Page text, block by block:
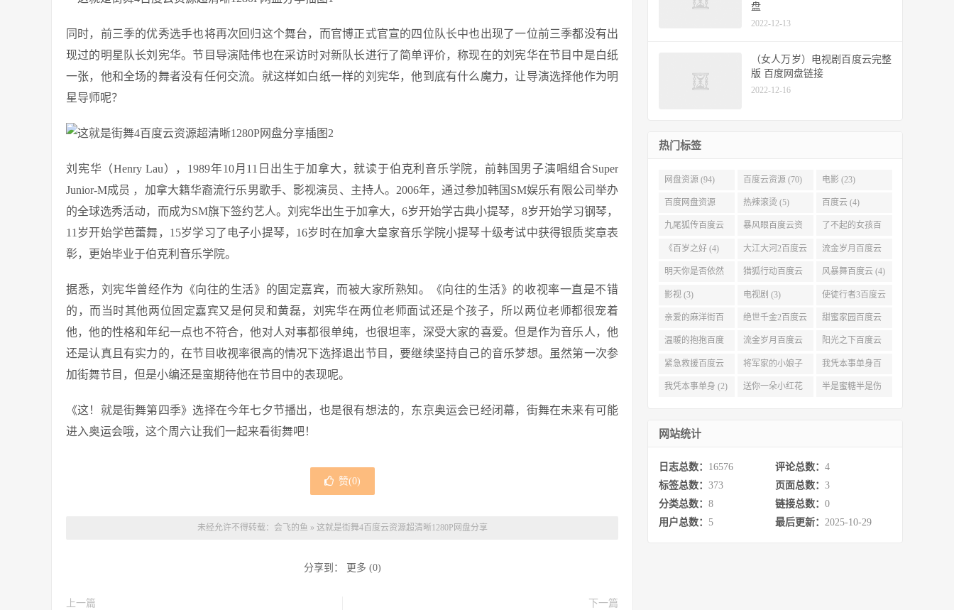
同时，前三季的优秀选手也将再次回归这个舞台，而官博正式官宣的四位队长中也出现了一位前三季都没有出
现过的明星队长刘宪华。节目导演陆伟也在采访时对新队长进行了简单评价，称现在的刘宪华在节目中是白纸
一张，他和全场的舞者没有任何交流。就这样如白纸一样的刘宪华，他到底有什么魔力，让导演选择他作为明
星导师呢？
刘宪华（Henry Lau），1989年10月11日出生于加拿大，就读于伯克利音乐学院，前韩国男子演唱组合Super
Junior-M成员 ，加拿大籍华裔流行乐男歌手、影视演员、主持人。2006年，通过参加韩国SM娱乐有限公司举办
的全球选秀活动，而成为SM旗下签约艺人。刘宪华出生于加拿大，6岁开始学古典小提琴，8岁开始学习钢琴，
11岁开始学芭蕾舞，15岁学习了电子小提琴，16岁时在加拿大皇家音乐学院小提琴十级考试中获得银质奖章表
彰，更始毕业于伯克利音乐学院。
据悉，刘宪华曾经作为《向往的生活》的固定嘉宾，而被大家所熟知。《向往的生活》的收视率一直是不错
的，而当时其他两位固定嘉宾又是何炅和黄磊，刘宪华在两位老师面试还是个孩子，所以两位老师都很宠着
他，他的性格和年纪一点也不符合，他对人对事都很单纯，也很坦率，深受大家的喜爱。但是作为音乐人，他
还是认真且有实力的，在节目收视率很高的情况下选择退出节目，要继续坚持自己的音乐梦想。虽然第一次参
加街舞节目，但是小编还是蛮期待他在节目中的表现呢。
《这！就是街舞第四季》选择在今年七夕节播出，也是很有想法的，东京奥运会已经闭幕，街舞在未来有可能
进入奥运会哦，这个周六让我们一起来看街舞吧！
赞(0)
未经允许不得转载： 会飞的鱼 » 这就是街舞4百度云资源超清晰1280P网盘分享
分享到： 更多 (0)
上一篇
下一篇
盘
2022-12-13
（女人万岁）电视剧百度云完整
版 百度网盘链接
2022-12-16
热门标签
网盘资源 (94) 百度云资源 (70) 电影 (23)
百度网盘资源
(11)
热辣滚烫 (5) 百度云 (4)
九尾狐传百度云
(4)
暴风眼百度云资
源 (4)
了不起的女孩百
度云 (4)
《百岁之好 (4) 大江大河2百度云
(4)
流金岁月百度云
(4)
明天你是否依然
爱我百度云 (4)
猎狐行动百度云
(4)
风暴舞百度云 (4)
影视 (3) 电视剧 (3) 使徒行者3百度云
资源 (3)
亲爱的麻洋街百
度云资源 (3)
绝世千金2百度云
(3)
甜蜜家园百度云
(3)
温暖的抱抱百度
云 (3)
流金岁月百度云
完整网盘 (3)
阳光之下百度云
(3)
紧急救援百度云
资源 (2)
将军家的小娘子
百度云 (2)
我凭本事单身百
度云资源 (2)
我凭本事单身 (2) 送你一朵小红花 半是蜜糖半是伤
网站统计
日志总数： 16576 评论总数： 4
标签总数： 373 页面总数： 3
分类总数： 8 链接总数： 0
用户总数： 5 最后更新： 2025-10-29